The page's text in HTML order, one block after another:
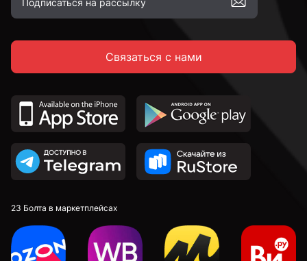
М5
М8
Связаться с нами
23 Болта в маркетплейсах